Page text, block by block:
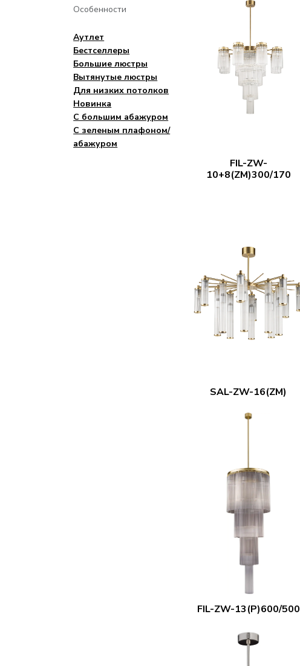
Особенности
Аутлет
Бестселлеры
Большие люстры
Вытянутые люстры
Для низких потолков
Новинка
С большим абажуром
С зеленым плафоном/
абажуром
FIL-ZW-
10+8(ZM)300/170
SAL-ZW-16(ZM)
FIL-ZW-13(P)600/500